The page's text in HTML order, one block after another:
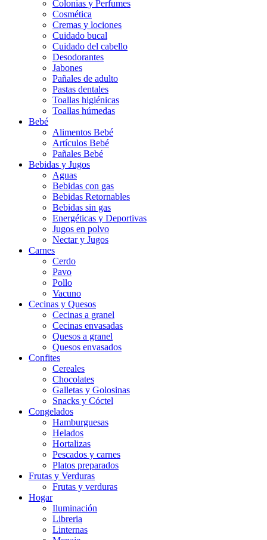
Colonias y Perfumes
Cosmética
Cremas y lociones
Cuidado bucal
Cuidado del cabello
Desodorantes
Jabones
Pañales de adulto
Pastas dentales
Toallas higiénicas
Toallas húmedas
Bebé
Alimentos Bebé
Artículos Bebé
Pañales Bebé
Bebidas y Jugos
Aguas
Bebidas con gas
Bebidas Retornables
Bebidas sin gas
Energéticas y Deportivas
Jugos en polvo
Nectar y Jugos
Carnes
Cerdo
Pavo
Pollo
Vacuno
Cecinas y Quesos
Cecinas a granel
Cecinas envasadas
Quesos a granel
Quesos envasados
Confites
Cereales
Chocolates
Galletas y Golosinas
Snacks y Cóctel
Congelados
Hamburguesas
Helados
Hortalizas
Pescados y carnes
Platos preparados
Frutas y Verduras
Frutas y verduras
Hogar
Iluminación
Libreria
Linternas